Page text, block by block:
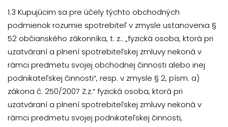
1.3 Kupujúcim sa pre účely týchto obchodných
podmienok rozumie spotrebiteľ v zmysle ustanovenia §
52 občianského zákonníka, t. z.: „fyzická osoba, ktorá pri
uzatváraní a plnení spotrebiteľskej zmluvy nekoná v
rámci predmetu svojej obchodnej činnosti alebo inej
podnikateľskej činnosti“, resp. v zmysle § 2, písm. a)
zákona č. 250/2007 Z.z.“ fyzická osoba, ktorá pri
uzatváraní a plnení spotrebiteľskej zmluvy nekoná v
rámci predmetu svojej podnikateľskej činnosti,